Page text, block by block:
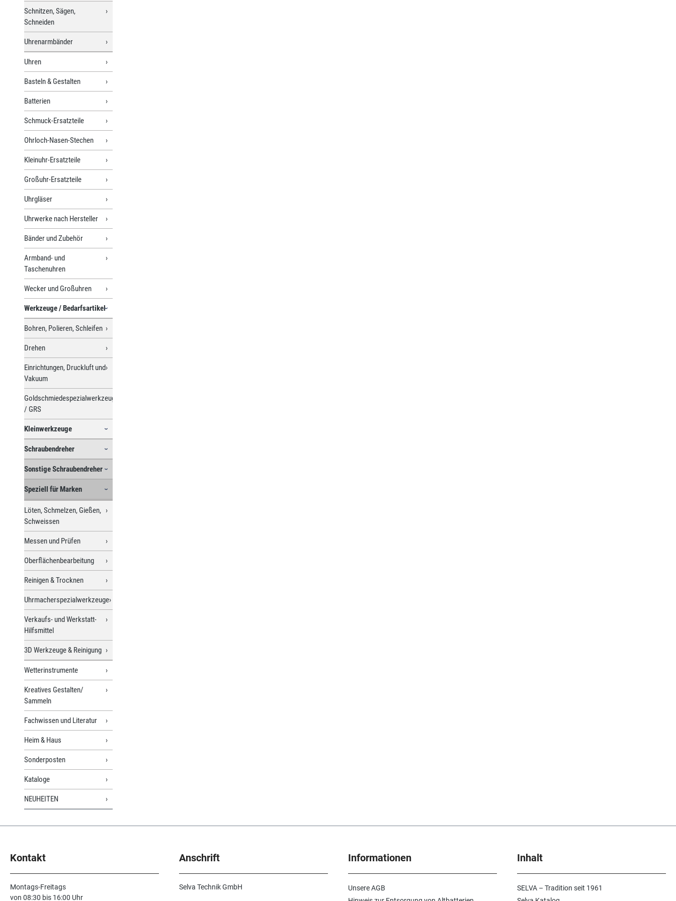
Schnitzen, Sägen,
Schneiden
Uhrenarmbänder
Uhren
Basteln & Gestalten
Batterien
Schmuck-Ersatzteile
Ohrloch-Nasen-Stechen
Kleinuhr-Ersatzteile
Großuhr-Ersatzteile
Uhrgläser
Uhrwerke nach Hersteller
Bänder und Zubehör
Armband- und
Taschenuhren
Wecker und Großuhren
Werkzeuge / Bedarfsartikel
Bohren, Polieren, Schleifen
Drehen
Einrichtungen, Druckluft und
Vakuum
Goldschmiedespezialwerkzeuge
/ GRS
Kleinwerkzeuge
Schraubendreher
Sonstige Schraubendreher
Speziell für Marken
Löten, Schmelzen, Gießen,
Schweissen
Messen und Prüfen
Oberflächenbearbeitung
Reinigen & Trocknen
Uhrmacherspezialwerkzeuge
Verkaufs- und Werkstatt-
Hilfsmittel
3D Werkzeuge & Reinigung
Wetterinstrumente
Kreatives Gestalten/
Sammeln
Fachwissen und Literatur
Heim & Haus
Sonderposten
Kataloge
NEUHEITEN
Kontakt
Montags-Freitags
von 08:30 bis 16:00 Uhr
Anschrift
Selva Technik GmbH
Informationen
Unsere AGB
Inhalt
SELVA – Tradition seit 1961